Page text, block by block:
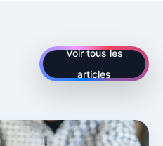
Voir tous les
articles